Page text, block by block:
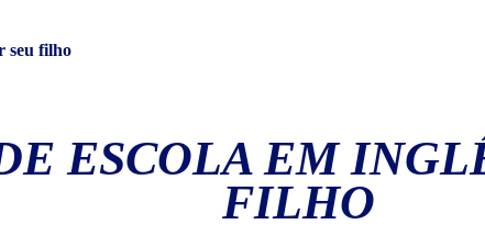
seu filho
ESCOLA EM
FILHO